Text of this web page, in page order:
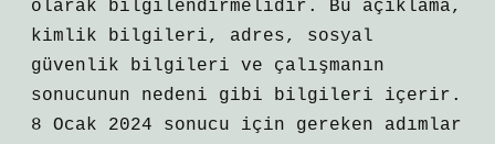
olarak bilgilendirmelidir. Bu açıklama,
kimlik bilgileri, adres, sosyal
güvenlik bilgileri ve çalışmanın
sonucunun nedeni gibi bilgileri içerir.
8 Ocak 2024 sonucu için gereken adımlar